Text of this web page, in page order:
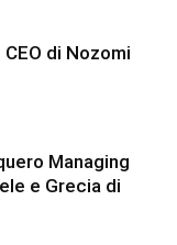
di Nozomi
Managing
e Grecia di